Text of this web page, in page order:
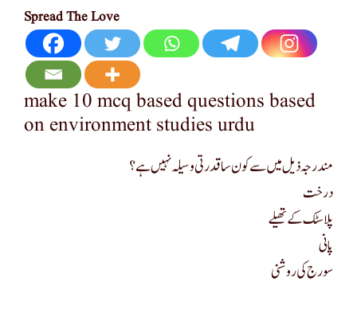
Spread The Love
make 10 mcq based questions based
on environment studies urdu
مندرجہ ذیل میں سے کون سا قدرتی وسیلہ نہیں ہے؟
درخت
پلاسٹک کے تھیلے
پانی
سورج کی روشنی